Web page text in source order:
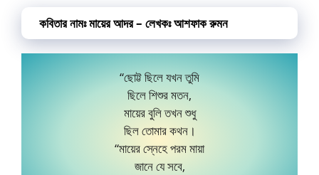
কবিতার নামঃ মায়ের আদর – লেখকঃ আশফাক রুমন
“ছোট্ট ছিলে যখন তুমি
ছিলে শিশুর মতন,
মায়ের বুলি তখন শুধু
ছিল তোমার কথন।
“মায়ের স্নেহে পরম মায়া
জানে যে সবে,